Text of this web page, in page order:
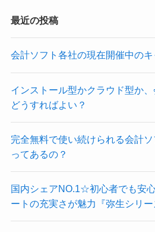
最近の投稿
会計ソフト各社の現在開催中の
インストール型かクラウド型か
どうすればよい？
完全無料で使い続けられる会計
ってあるの？
国内シェアNO.1☆初心者でも安
ートの充実さが魅力『弥生シリー